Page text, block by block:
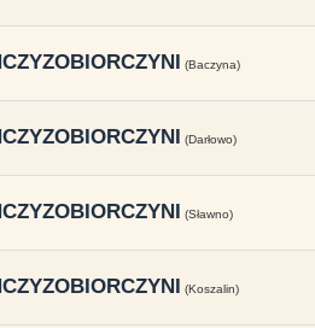
(Baczyna)
(Darłowo)
(Sławno)
(Koszalin)